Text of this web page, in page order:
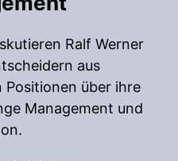
Ralf Werner
aus
über ihre
Management und